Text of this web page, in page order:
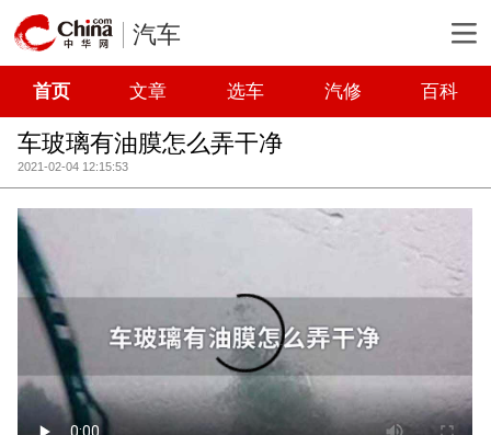
汽车
首页 文章 选车 汽修 百科
车玻璃有油膜怎么弄干净
2021-02-04 12:15:53